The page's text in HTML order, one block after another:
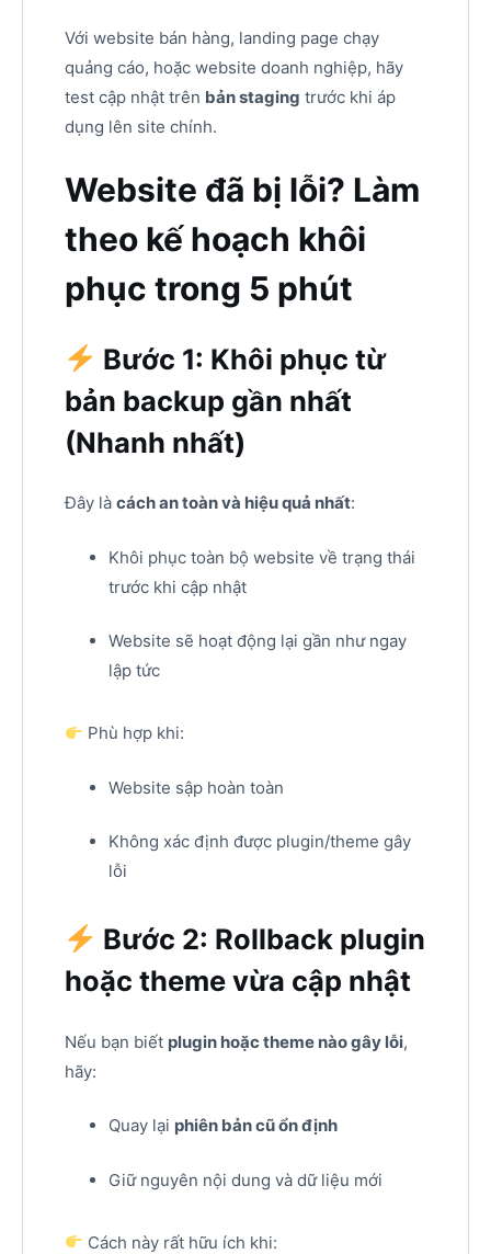
Với website bán hàng, landing page chạy
quảng cáo, hoặc website doanh nghiệp, hãy
test cập nhật trên bản staging trước khi áp
dụng lên site chính.
Website đã bị lỗi? Làm
theo kế hoạch khôi
phục trong 5 phút
Bước 1: Khôi phục từ
bản backup gần nhất
(Nhanh nhất)
Đây là cách an toàn và hiệu quả nhất:
Khôi phục toàn bộ website về trạng thái
trước khi cập nhật
Website sẽ hoạt động lại gần như ngay
lập tức
Phù hợp khi:
Website sập hoàn toàn
Không xác định được plugin/theme gây
lỗi
Bước 2: Rollback plugin
hoặc theme vừa cập nhật
Nếu bạn biết plugin hoặc theme nào gây lỗi,
hãy:
Quay lại phiên bản cũ ổn định
Giữ nguyên nội dung và dữ liệu mới
Cách này rất hữu ích khi: